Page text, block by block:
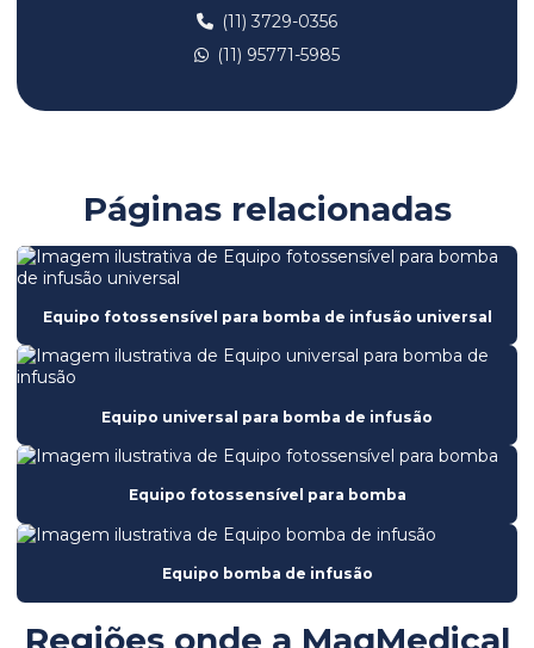
Bomba de infusão mdk mi23
Bomba de infusão me11
Bomba de seringa mdk ms56
Bomba de seringa ms31
Bomba de seringa ms56
Calibração de equipamentos hospitalares
Certificação de segurança hospitalar
Compliance na gestão de equipamentos médicos
Consultoria em engenharia clínica
(11) 3729-0356
(11) 95771-5985
Páginas relacionadas
Equipo fotossensível para bomba de infusão universal
Equipo universal para bomba de infusão
Equipo fotossensível para bomba
Equipo bomba de infusão
Regiões onde a MaqMedical